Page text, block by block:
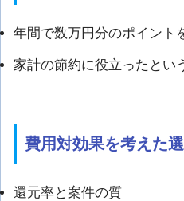
年間で数万円分のポイント
家計の節約に役立ったとい
費用対効果を考えた
還元率と案件の質